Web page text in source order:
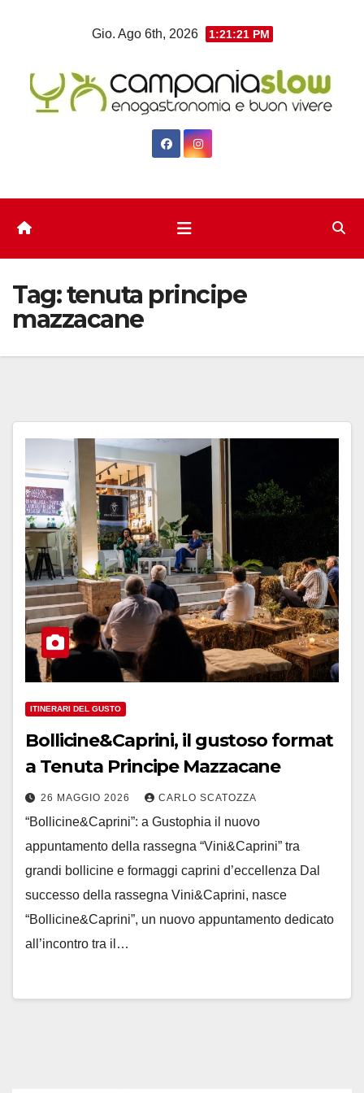
Gio. Ago 6th, 2026 1:21:21 PM
Tag:tenuta principe
mazzacane
ITINERARI DEL GUSTO
Bollicine&Caprini, il gustoso format
a Tenuta Principe Mazzacane
26 MAGGIO 2026 CARLO SCATOZZA
“Bollicine&Caprini”: a Gustophia il nuovo
appuntamento della rassegna “Vini&Caprini” tra
grandi bollicine e formaggi caprini d’eccellenza Dal
successo della rassegna Vini&Caprini, nasce
“Bollicine&Caprini”, un nuovo appuntamento dedicato
all’incontro tra il…